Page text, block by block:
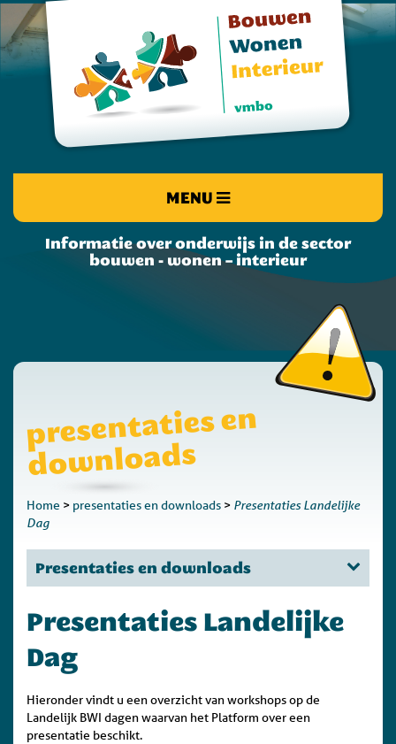
MENU
Informatie over onderwijs in de sector
bouwen - wonen – interieur
presentaties en
do
wnloads
Home > presentaties en downloads > Presentaties Landelijke
Dag
Presentaties en downloads
Presentaties Landelijke
Dag
Hieronder vindt u een overzicht van workshops op de
Landelijk BWI dagen waarvan het Platform over een
presentatie beschikt.